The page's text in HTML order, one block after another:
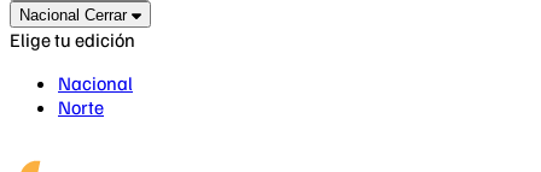
Nacional Cerrar
Elige tu edición
Nacional
Norte